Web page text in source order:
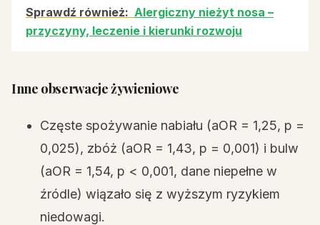
Sprawdź również: Alergiczny nieżyt nosa –
przyczyny, leczenie i kierunki rozwoju
Inne obserwacje żywieniowe
Częste spożywanie nabiału (aOR = 1,25, p =
0,025), zbóż (aOR = 1,43, p = 0,001) i bulw
(aOR = 1,54, p < 0,001, dane niepełne w
źródle) wiązało się z wyższym ryzykiem
niedowagi.